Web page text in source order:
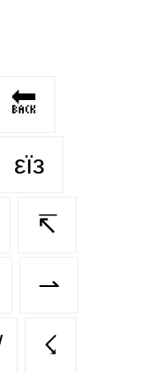
🔙
εїз
↸
⇀
☇